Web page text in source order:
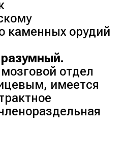
каменных орудий
отдел
имеется